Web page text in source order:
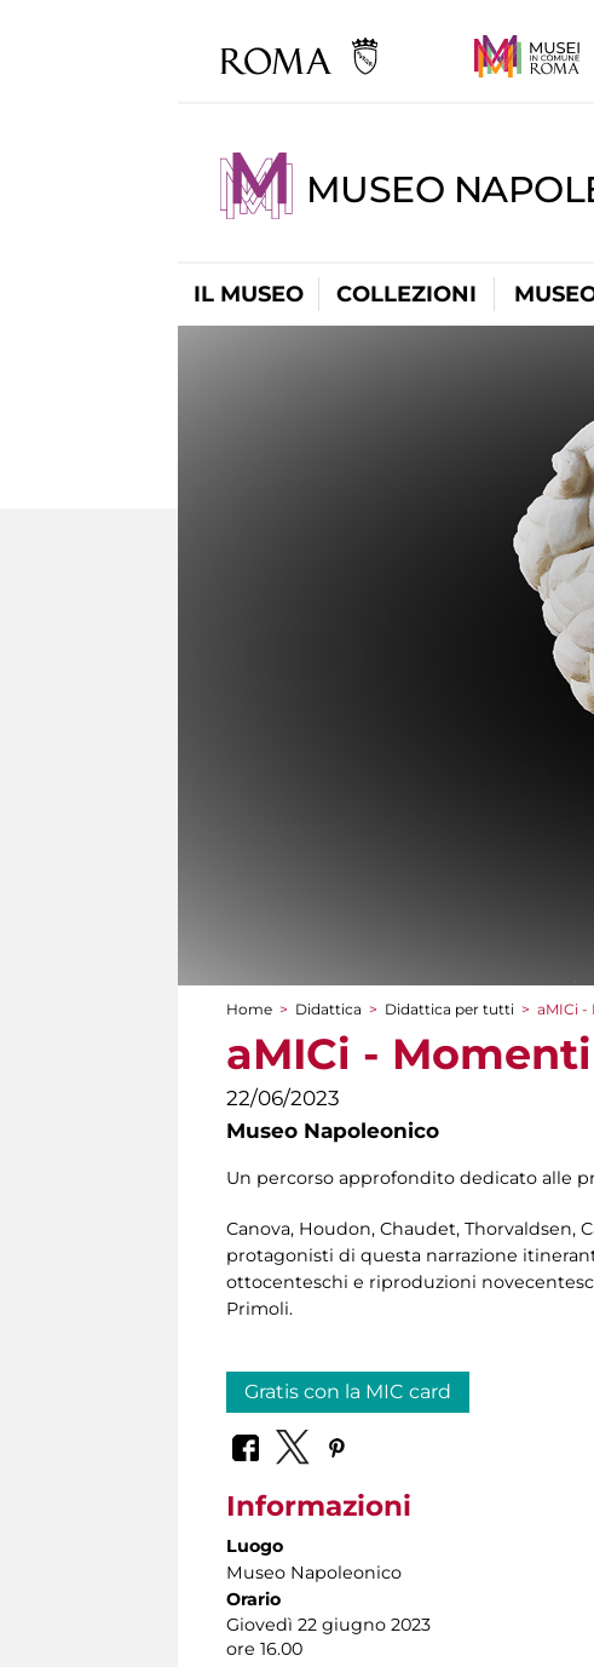
MUSEO
IL MUSEO COLLEZIONI
Tu sei qui
Home > Didattica > Didattica per tutti > aMICi -
aMICi -
22/06/2023
Museo Napoleonico
Un percorso approfondito dedicato alle
Canova, Houdon, Chaudet,
protagonisti di questa narrazione
ottocenteschi e riproduzioni
Primoli.
Gratis con la MIC card
Informazioni
Luogo
Museo Napoleonico
Orario
Giovedì 22 giugno 2023
ore 16.00